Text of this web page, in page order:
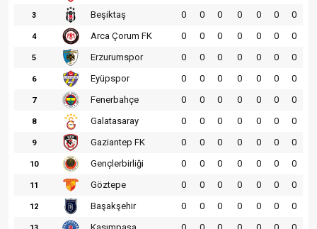
3 Beşiktaş 0 0 0 0 0 0 0
4 Arca Çorum FK 0 0 0 0 0 0 0
5 Erzurumspor 0 0 0 0 0 0 0
6 Eyüpspor 0 0 0 0 0 0 0
7 Fenerbahçe 0 0 0 0 0 0 0
8 Galatasaray 0 0 0 0 0 0 0
9 Gaziantep FK 0 0 0 0 0 0 0
10 Gençlerbirliği 0 0 0 0 0 0 0
11 Göztepe 0 0 0 0 0 0 0
12 Başakşehir 0 0 0 0 0 0 0